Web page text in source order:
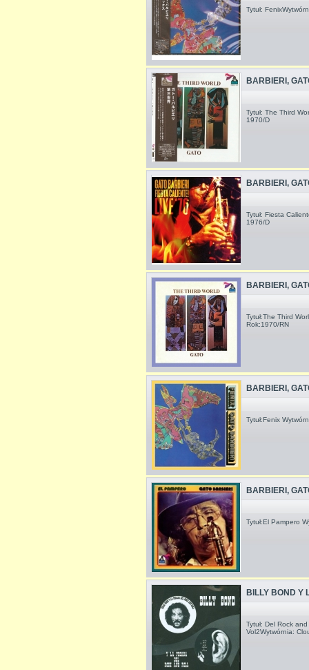
Tytuł:
BARBIERI,
Tytuł: The Third
1970/D
BARBIERI,
Tytuł: Fiesta
1976/D
BARBIERI,
Tytuł:The Third
Rok:1970/RN
BARBIERI,
Tytuł:Fenix
BARBIERI,
Tytuł:El Pampero
BILLY BOND Y
Tytuł: Del Rock
Vol2Wytwórnia: